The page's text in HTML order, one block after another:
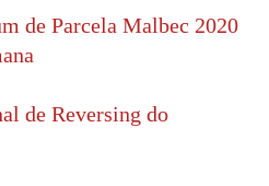
de Parcela Malbec 2020
de Reversing do